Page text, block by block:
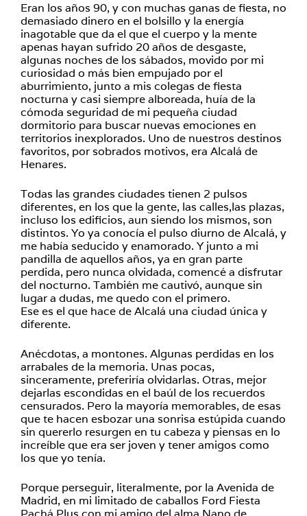
Eran los años 90, y con muchas ganas de fiesta, no
demasiado dinero en el bolsillo y la energía
inagotable que da el que el cuerpo y la mente
apenas hayan sufrido 20 años de desgaste,
algunas noches de los sábados, movido por mi
curiosidad o más bien empujado por el
aburrimiento, junto a mis colegas de fiesta
nocturna y casi siempre alboreada, huía de la
cómoda seguridad de mi pequeña ciudad
dormitorio para buscar nuevas emociones en
territorios inexplorados. Uno de nuestros destinos
favoritos, por sobrados motivos, era Alcalá de
Henares.
Todas las grandes ciudades tienen 2 pulsos
diferentes, en los que la gente, las calles,las plazas,
incluso los edificios, aun siendo los mismos, son
distintos. Yo ya conocía el pulso diurno de Alcalá, y
me había seducido y enamorado. Y junto a mi
pandilla de aquellos años, ya en gran parte
perdida, pero nunca olvidada, comencé a disfrutar
del nocturno. También me cautivó, aunque sin
lugar a dudas, me quedo con el primero.
Ese es el que hace de Alcalá una ciudad única y
diferente.
Anécdotas, a montones. Algunas perdidas en los
arrabales de la memoria. Unas pocas,
sinceramente, preferiría olvidarlas. Otras, mejor
dejarlas escondidas en el baúl de los recuerdos
censurados. Pero la mayoría memorables, de esas
que te hacen esbozar una sonrisa estúpida cuando
sin quererlo resurgen en tu cabeza y piensas en lo
increíble que era ser joven y tener amigos como
los que yo tenía.
Porque perseguir, literalmente, por la Avenida de
Madrid, en mi limitado de caballos Ford Fiesta